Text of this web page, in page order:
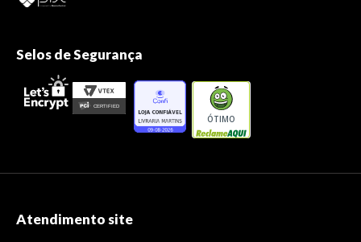
Selos de Segurança
ÓTIMO
Atendimento site